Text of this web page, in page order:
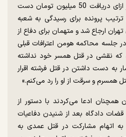
متهمان اظهار داشتند که در ازای دریافت 50 میلیون تومان دست
ترتیب پرونده برای رسیدگی به شعبه
ارجاع شد و متهمان برای دفاع از
جلسه محاکمه هومن اعترافات قبلی
که نقشی در قتل همسر خود نداشته
دست داشتن در قتل فرشته اقرار
همسرم و سرقت از او را رد می‌کنم.»
همچنان ادعا می‌کردند با دستور از
دادگاه بعد از شنیدن دفاعیات
به اتهام مشارکت در قتل عمدی به